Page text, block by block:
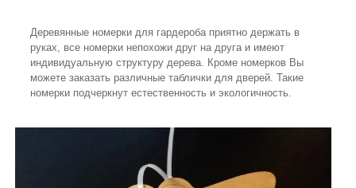
Деревянные номерки для гардероба приятно держать в
руках, все номерки непохожи друг на друга и имеют
индивидуальную структуру дерева. Кроме номерков Вы
можете заказать различные таблички для дверей. Такие
номерки подчеркнут естественность и экологичность.